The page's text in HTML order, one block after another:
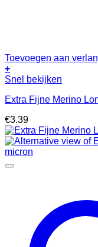
Toevoegen aan
+
Snel bekijken
Extra Fijne Merino
€3.39